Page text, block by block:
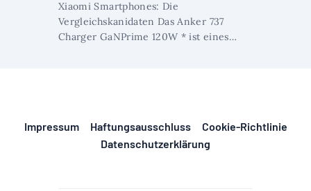
Xiaomi Smartphones: Die
Vergleichskanidaten Das Anker 737
Charger GaNPrime 120W * ist eines…
Impressum Haftungsausschluss
Cookie-Richtlinie
Datenschutzerklärung